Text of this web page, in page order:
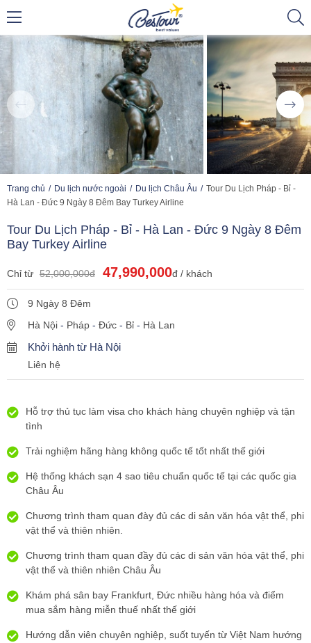
Trang chủ Du lịch nước ngoài Du lịch Châu Âu
Tour Du Lịch Pháp - Bỉ -
Hà Lan - Đức 9 Ngày 8 Đêm Bay Turkey Airline
Tour Du Lịch Pháp - Bỉ - Hà Lan - Đức 9 Ngày 8 Đêm
Bay Turkey Airline
Chỉ từ 52,000,000đ 47,990,000đ / khách
9 Ngày 8 Đêm
Hà Nội - Pháp - Đức - Bỉ - Hà Lan
Khởi hành từ Hà Nội
Liên hệ
Hỗ trợ thủ tục làm visa cho khách hàng chuyên nghiệp và tận
tình
Trải nghiệm hãng hàng không quốc tế tốt nhất thế giới
Hệ thống khách sạn 4 sao tiêu chuẩn quốc tế tại các quốc gia
Châu Âu
Chương trình tham quan đày đủ các di sản văn hóa vật thể, phi
vật thể và thiên nhiên.
Chương trình tham quan đầy đủ các di sản văn hóa vật thể, phi
vật thể và thiên nhiên Châu Âu
Khám phá sân bay Frankfurt, Đức nhiều hàng hóa và điểm
mua sắm hàng miễn thuế nhất thế giới
Hướng dẫn viên chuyên nghiệp, suốt tuyến từ Việt Nam hướng